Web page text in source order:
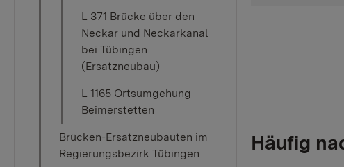
L 371 Brücke über den
Neckar und Neckarkanal
bei Tübingen
(Ersatzneubau)
L 1165 Ortsumgehung
Beimerstetten
Brücken-Ersatzneubauten im
Regierungsbezirk Tübingen
Häufig